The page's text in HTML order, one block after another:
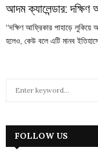
আদম ক্যালেন্ডার:
“দক্ষিণ আফ্রিকার পাহাড়ে লুকিয়ে
হলেও, কেউ বলে এটি মানব
h
FOLLOW US